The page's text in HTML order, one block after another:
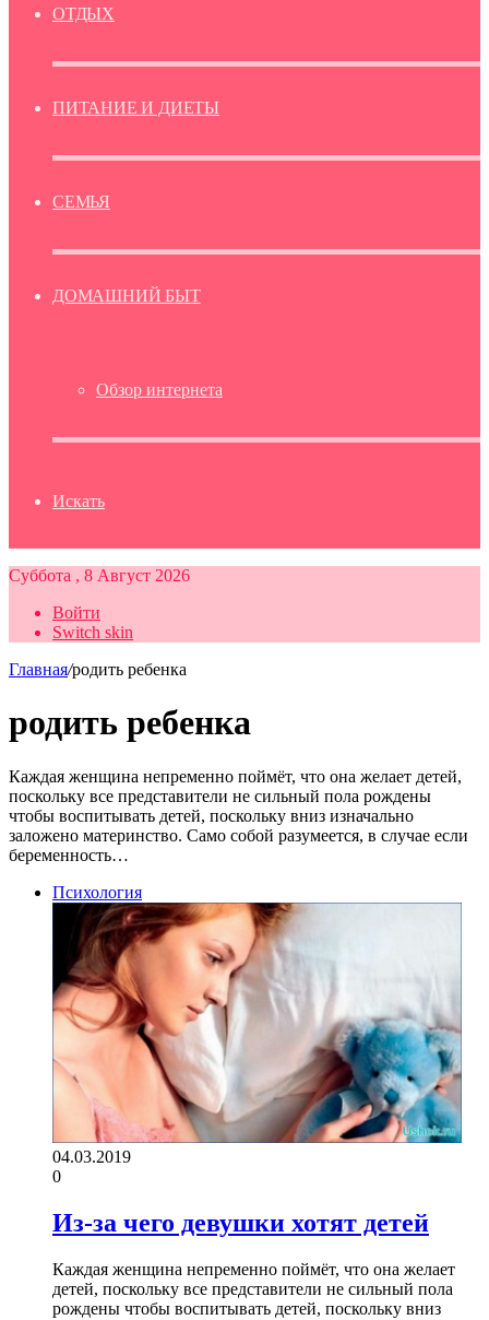
ОТДЫХ
ПИТАНИЕ И ДИЕТЫ
СЕМЬЯ
ДОМАШНИЙ БЫТ
Обзор интернета
Искать
Суббота , 8 Август 2026
Войти
Switch skin
Главная/родить ребенка
родить ребенка
Каждая женщина непременно поймёт, что она желает детей,
поскольку все представители не сильный пола рождены
чтобы воспитывать детей, поскольку вниз изначально
заложено материнство. Само собой разумеется, в случае если
беременность…
Психология
04.03.2019
0
Из-за чего девушки хотят детей
Каждая женщина непременно поймёт, что она желает
детей, поскольку все представители не сильный пола
рождены чтобы воспитывать детей, поскольку вниз